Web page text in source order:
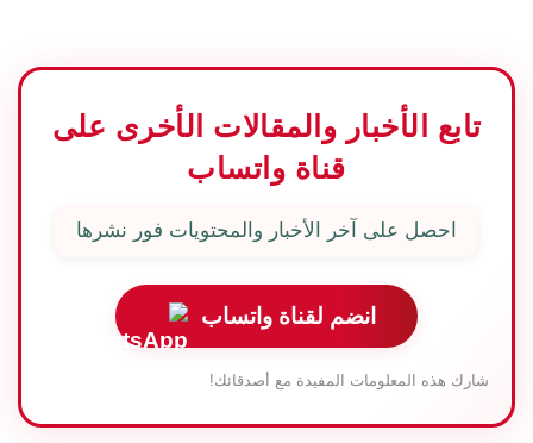
تابع الأخبار والمقالات الأخرى على
قناة واتساب
احصل على آخر الأخبار والمحتويات فور نشرها
انضم لقناة واتساب
شارك هذه المعلومات المفيدة مع أصدقائك!